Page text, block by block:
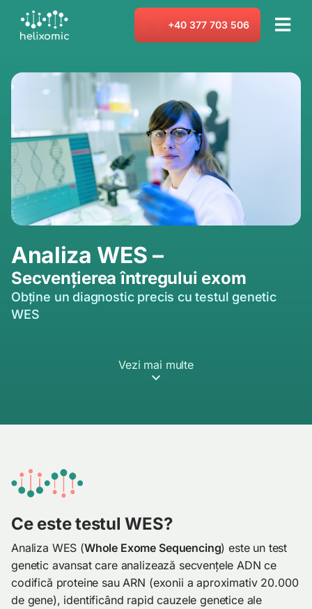
content
+40 377 703 506
Consultație genetică
Despre noi
Blog
Analiza WES –
Secvențierea întregului exom
Obține un diagnostic precis cu testul genetic
WES
Vezi mai multe
Ce este testul WES?
Analiza WES (Whole Exome Sequencing) este un test
genetic avansat care analizează secvențele ADN ce
codifică proteine sau ARN (exonii a aproximativ 20.000
de gene), identificând rapid cauzele genetice ale